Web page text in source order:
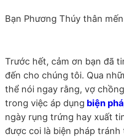
Bạn Phương Thúy thân
Trước hết, cảm ơn bạn đã
đến cho chúng tôi. Qua
thể nói ngay rằng, vợ
trong việc áp dụng biện
ngày rụng trứng hay xuất
được coi là biện pháp